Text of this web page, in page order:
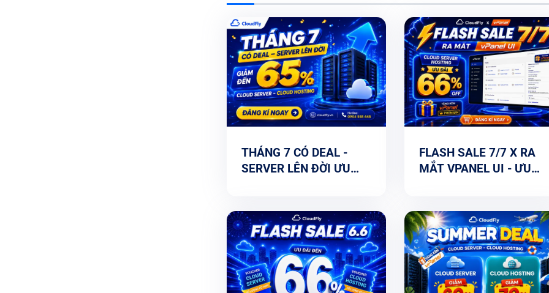
THÁNG 7 CÓ DEAL -
SERVER LÊN ĐỜI ƯU
FLASH SALE 7/7 X RA
MẮT VPANEL UI - ƯU